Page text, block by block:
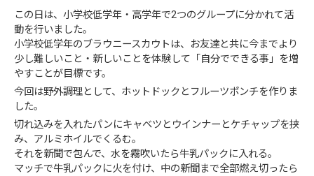
この日は、小学校低学年・高学年で2つのグループに分かれて活
動を行いました。
小学校低学年のブラウニースカウトは、お友達と共に今までより
少し難しいこと・新しいことを体験して「自分でできる事」を増
やすことが目標です。
今回は野外調理として、ホットドックとフルーツポンチを作りま
した。
切れ込みを入れたパンにキャベツとウインナーとケチャップを挟
み、アルミホイルでくるむ。
それを新聞で包んで、水を霧吹いたら牛乳パックに入れる。
マッチで牛乳パックに火を付け、中の新聞まで全部燃え切ったら